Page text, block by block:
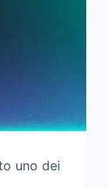
uno dei